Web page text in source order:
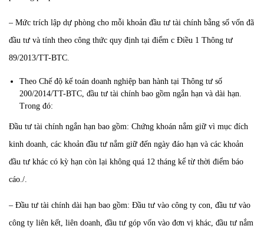
– Mức trích lập dự phòng cho mỗi khoản đầu tư tài chính bằng số vốn đã
đầu tư và tính theo công thức quy định tại điểm c Điều 1 Thông tư
89/2013/TT-BTC.
Theo Chế độ kế toán doanh nghiệp ban hành tại Thông tư số
200/2014/TT-BTC, đầu tư tài chính bao gồm ngắn hạn và dài hạn.
Trong đó:
Đầu tư tài chính ngắn hạn bao gồm: Chứng khoán nắm giữ vì mục đích
kinh doanh, các khoản đầu tư nắm giữ đến ngày đáo hạn và các khoản
đầu tư khác có kỳ hạn còn lại không quá 12 tháng kể từ thời điểm báo
cáo./.
– Đầu tư tài chính dài hạn bao gồm: Đầu tư vào công ty con, đầu tư vào
công ty liên kết, liên doanh, đầu tư góp vốn vào đơn vị khác, đầu tư nắm